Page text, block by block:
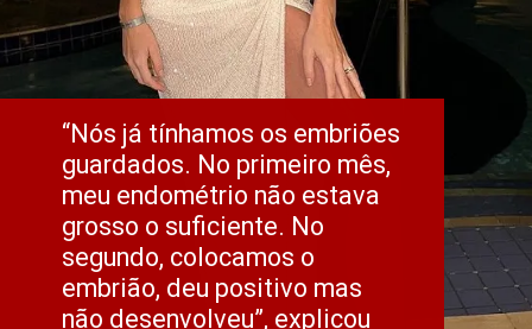
“Nós já tínhamos os embriões
guardados. No primeiro mês,
meu endométrio não estava
grosso o suficiente. No
segundo, colocamos o
embrião, deu positivo mas
não desenvolveu”, explicou